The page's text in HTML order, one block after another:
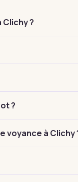
?
?
voyance à Clichy